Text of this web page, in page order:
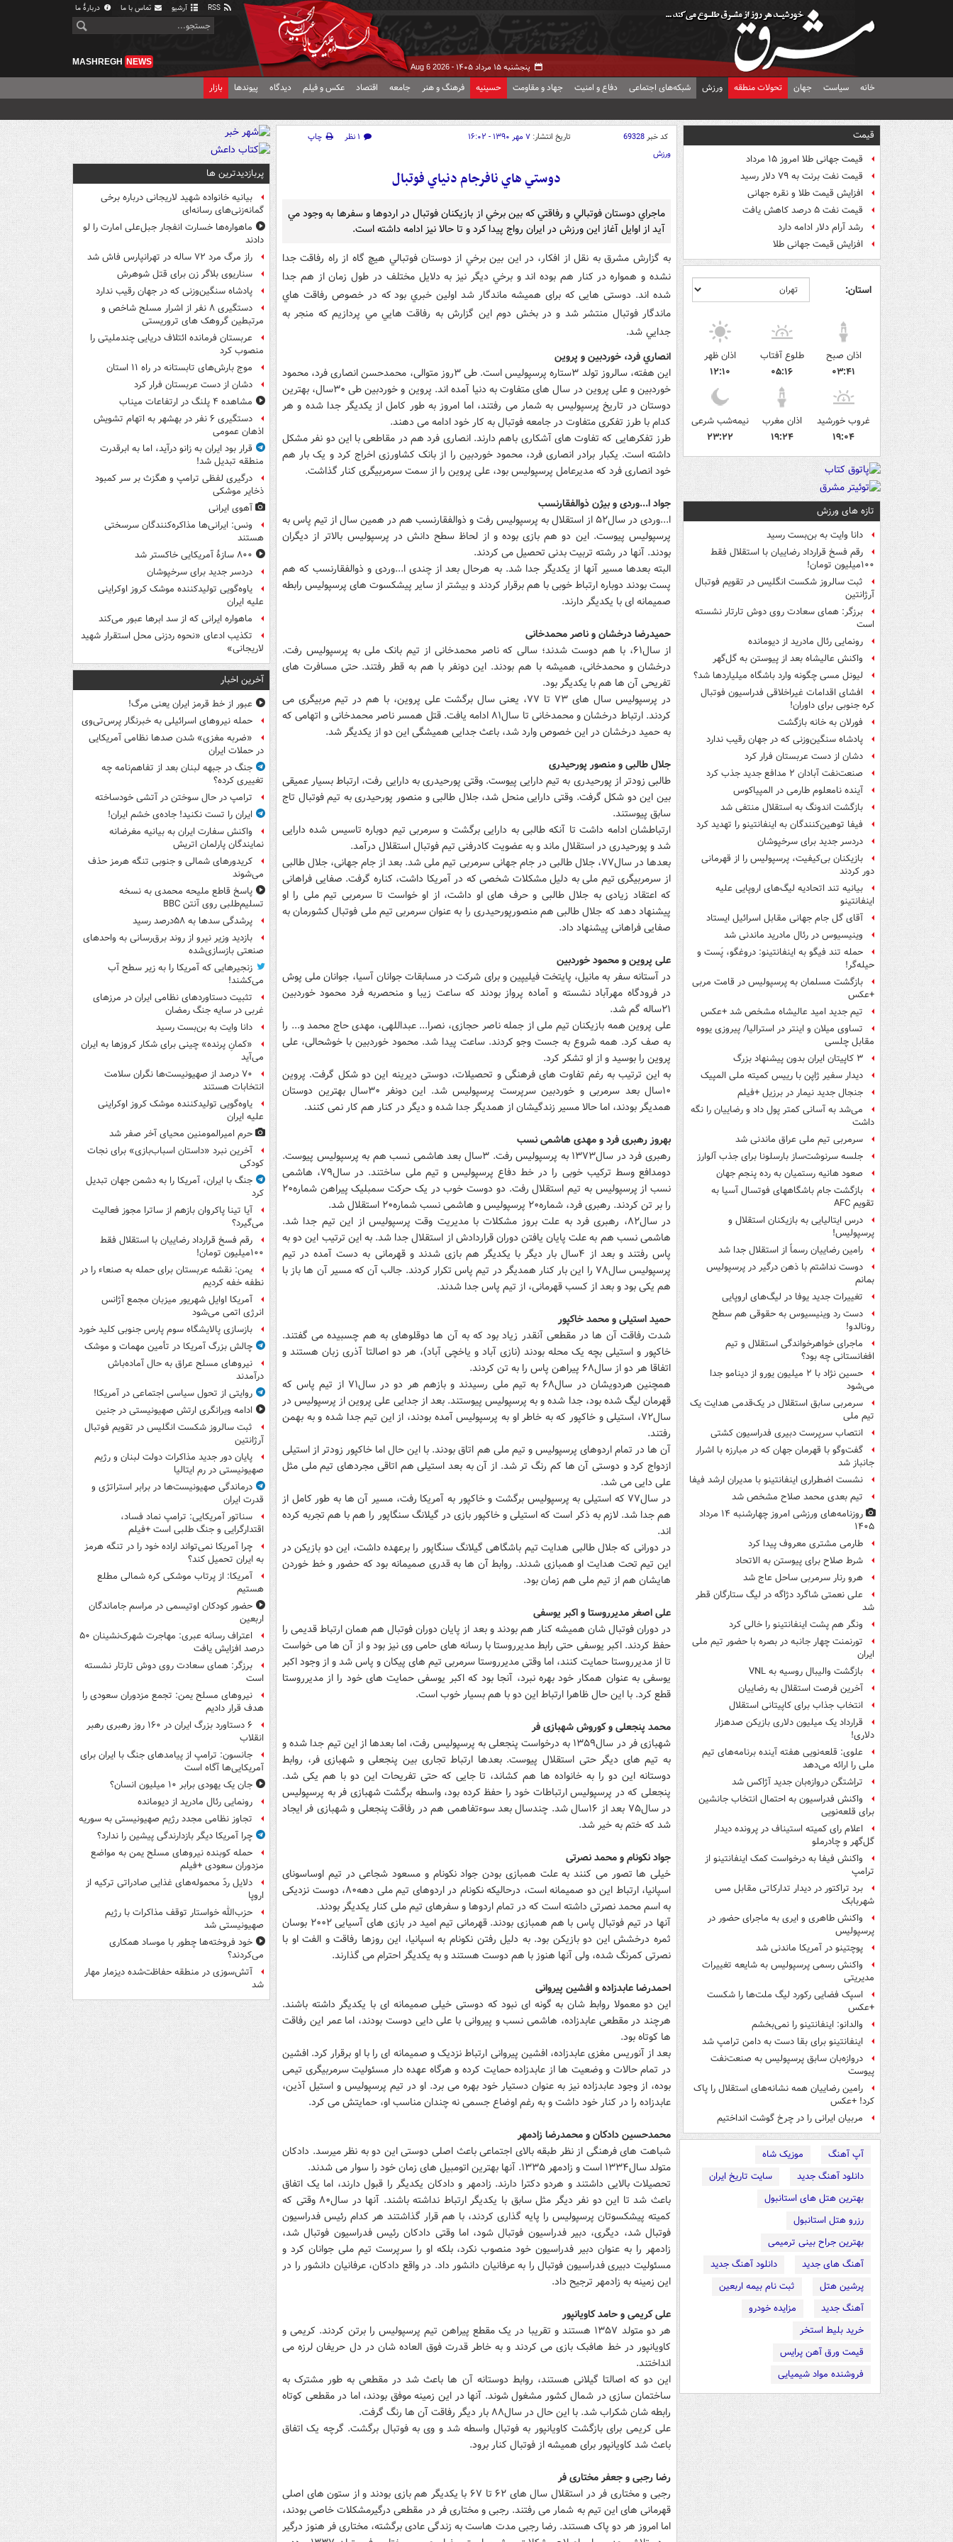
آرشیو تماس با ما دربارهٔ ما
پنجشنبه ۱۵ مرداد ۱۴۰۵ - Aug 6 2026
MASHREGH NEWS
خانه سیاست جهان تحولات منطقه ورزش شبکه‌های اجتماعی دفاع و امنیت جهاد و مقاومت حسینیه فرهنگ و هنر جامعه اقتصاد عکس و فیلم دیدگاه پیوندها بازار
قیمت
قیمت جهانی طلا امروز ۱۵ مرداد
قیمت نفت برنت به ۷۹ دلار رسید
افزایش قیمت طلا و نقره جهانی
قیمت نفت ۵ درصد کاهش یافت
رشد آرام دلار ادامه دارد
افزایش قیمت جهانی طلا
استان:
اذان صبح
۰۳:۴۱
طلوع آفتاب
۰۵:۱۶
اذان ظهر
۱۲:۱۰
غروب خورشید
۱۹:۰۴
اذان مغرب
۱۹:۲۴
نیمه‌شب شرعی
۲۳:۲۲
تازه های ورزش
دانا وایت به بن‌بست رسید
رقم فسخ قرارداد رضاییان با استقلال فقط
۱۰۰میلیون تومان!
ثبت سالروز شکست انگلیس در تقویم فوتبال
آرژانتین
برزگر: همای سعادت روی دوش تارتار نشسته
است
رونمایی رئال مادرید از دیومانده
واکنش عالیشاه بعد از پیوستن به گل‌گهر
لیونل مسی چگونه وارد باشگاه میلیاردها شد؟
افشای اقدامات غیراخلاقی فدراسیون فوتبال
کره جنوبی برای داوران!
فورلان به خانه بازگشت
پادشاه سنگین‌وزنی که در جهان رقیب ندارد
دشان از دست عربستان فرار کرد
صنعت‌نفت آبادان ۲ مدافع جدید جذب کرد
آینده نامعلوم طارمی در المپیاکوس
بازگشت اندونگ به استقلال منتفی شد
فیفا توهین‌کنندگان به اینفانتینو را تهدید کرد
دردسر جدید برای سرخپوشان
بازیکنان بی‌کیفیت، پرسپولیس را از قهرمانی
دور کردند
بیانیه تند اتحادیه لیگ‌های اروپایی علیه
اینفانتینو
آقای گل جام جهانی مقابل اسرائیل ایستاد
وینیسیوس در رئال مادرید ماندنی شد
حمله تند فیگو به اینفانتینو: دروغگو، پَست‌ و
حیله‌گر!
بازگشت مسلمان به پرسپولیس در قامت مربی
+عکس
تیم جدید امید عالیشاه مشخص شد +عکس
تساوی میلان و اینتر در استرالیا/ پیروزی یووه
مقابل چلسی
۳ کاپیتان ایران بدون پیشنهاد بزرگ
دیدار سفیر ژاپن با رییس کمیته ملی المپیک
جنجال جدید نیمار در برزیل +فیلم
می‌شد به آسانی کمتر پول داد و رضاییان را نگه
داشت
سرمربی تیم ملی عراق ماندنی شد
جلسه سرنوشت‌ساز بارسلونا برای جذب آلوارز
صعود هانیه رستمیان به رده پنجم جهان
بازگشت جام باشگاههای فوتسال آسیا به
تقویم AFC
درس ایتالیایی‌ به بازیکنان استقلال و
پرسپولیس!
رامین رضاییان رسماً از استقلال جدا شد
دوست نداشتم با ذهن درگیر در پرسپولیس
بمانم
تغییرات جدید یوفا در لیگ‌های اروپایی
دست رد وینیسیوس به حقوقی هم سطح
رونالدو!
ماجرای خواهرخواندگی استقلال و تیم
افغانستانی چه بود؟
حسین نژاد با ۲ میلیون یورو از دینامو جدا
می‌شود
سرمربی سابق استقلال در یک‌قدمی هدایت یک
تیم ملی
انتصاب سرپرست دبیری فدراسیون کشتی
گفت‌وگو با قهرمان جهان که در مبارزه با اشرار
جانباز شد
نشست اضطراری اینفانتینو با مدیران ارشد فیفا
تیم بعدی محمد صلاح مشخص شد
روزنامه‌های ورزشی امروز چهارشنبه ۱۴ مرداد
۱۴۰۵
طارمی مشتری معروف پیدا کرد
شرط صلاح برای پیوستن به الاتحاد
هرو رنار سرمربی ساحل عاج شد
علی نعمتی شاگرد دژاگه در لیگ ستارگان قطر
شد
ونگر هم پشت اینفانتینو را خالی کرد
تورنمنت چهار جانبه در بصره با حضور تیم ملی
ایران
بازگشت والیبال روسیه به VNL
آخرین فرصت استقلال به رضاییان
انتخاب جذاب برای کاپیتانی استقلال
قرارداد یک میلیون دلاری بازیکن صدهزار
دلاری!
علوی: قلعه‌نویی هفته آینده برنامه‌های تیم
ملی را ارائه می‌دهد
تراِشتگن دروازه‌بان جدید آژاکس شد
واکنش فدراسیون به احتمال انتخاب جانشین
برای قلعه‌نویی
اعلام رای کمیته استیناف در پرونده دیدار
گل‌گهر و چادرملو
واکنش فیفا به درخواست کمک اینفانتینو از
ترامپ
برد تراکتور در دیدار تدارکاتی مقابل مس
شهربابک
واکنش طاهری و ایری به ماجرای حضور در
پرسپولیس
پوچتینو در آمریکا ماندنی شد
واکنش رسمی پرسپولیس به شایعه تغییرات
مدیریتی
اسپک فضایی رکورد لیگ ملت‌ها را شکست
+عکس
والدانو: اینفانتینو را نمی‌بخشم
اینفانتینو برای بقا دست به دامن ترامپ شد
دروازه‌بان سابق پرسپولیس به صنعت‌نفت
پیوست
رامین رضاییان همه نشانه‌های استقلال را پاک
کرد! +عکس
مربیان ایرانی را در چرخ گوشت انداختیم
آپ آهنگ
موزیک شاه
دانلود آهنگ جدید
سایت تاریخ ایران
بهترین هتل های استانبول
رزرو هتل استانبول
بهترین جراح بینی ترمیمی
آهنگ های جدید
دانلود آهنگ جدید
پرشین هتل
ثبت نام بیمه اربعین
آهنگ جدید
مزایده خودرو
خرید بلیط استخر
قیمت ورق آهن پرایس
فروشنده مواد شیمیایی
کد خبر69328 تاریخ انتشار: ۷ مهر ۱۳۹۰ - ۱۶:۰۲ ۱ نظر
چاپ
ورزش
دوستي هاي نافرجام دنياي فوتبال
ماجراي دوستان فوتبالي و رفاقتي كه بين برخي از بازيكنان فوتبال در اردوها و سفرها به وجود مي
آيد از اوايل آغاز اين ورزش در ايران رواج پيدا كرد و تا حالا نيز ادامه داشته است.
به گزارش مشرق به نقل از افكار، در اين بين برخي از دوستان فوتبالي هيچ گاه از راه رفاقت جدا
نشده و همواره در كنار هم بوده اند و برخي ديگر نيز به دلايل مختلف در طول زمان از هم جدا
شده اند. دوستی هایی که برای همیشه ماندگار شد اولين خبري بود كه در خصوص رفاقت هاي
ماندگار فوتبال منتشر شد و در بخش دوم اين گزارش به رفاقت هايي مي پردازيم كه منجر به
جدايي شد.
انصاري فرد، خوردبين و پروين
این هفته، سالروز تولد ۳ستاره پرسپولیس است. طی ۳روز متوالی، محمدحسن انصاری فرد، محمود
خوردبین و علی پروین در سال های متفاوت به دنیا آمده اند. پروین و خوردبین طی ۳۰سال، بهترین
دوستان در تاریخ پرسپولیس به شمار می رفتند، اما امروز به طور کامل از یکدیگر جدا شده و هر
کدام با طرز تفکری متفاوت در جامعه فوتبال به کار خود ادامه می دهند.
طرز تفکرهایی که تفاوت های آشکاری باهم دارند. انصاری فرد هم در مقاطعی با این دو نفر مشکل
داشته است. یکبار برادر انصاری فرد، محمود خوردبین را از بانک کشاورزی اخراج کرد و یک بار هم
خود انصاری فرد که مدیرعامل پرسپولیس بود، علی پروین را از سمت سرمربیگری کنار گذاشت.
جواد ا...وردی و بیژن ذوالفقارنسب
ا...وردی در سال۵۲ از استقلال به پرسپولیس رفت و ذوالفقارنسب هم در همین سال از تیم پاس به
پرسپولیس پیوست. این دو هم بازی بوده و از لحاظ سطح دانش در پرسپولیس بالاتر از دیگران
بودند. آنها در رشته تربیت بدنی تحصیل می کردند.
البته بعدها مسیر آنها از یکدیگر جدا شد. به هرحال بعد از چندی ا...وردی و ذوالفقارنسب که هم
پست بودند دوباره ارتباط خوبی با هم برقرار کردند و بیشتر از سایر پیشکسوت های پرسپولیس رابطه
صمیمانه ای با یکدیگر دارند.
حمیدرضا درخشان و ناصر محمدخانی
از سال۶۱، با هم دوست شدند؛ سالی که ناصر محمدخانی از تیم بانک ملی به پرسپولیس رفت.
درخشان و محمدخانی، همیشه با هم بودند. این دونفر با هم به قطر رفتند. حتی مسافرت های
تفریحی آن ها هم با یکدیگر بود.
در پرسپولیس سال های ۷۳ تا ۷۷، یعنی سال برگشت علی پروین، با هم در تیم مربیگری می
کردند. ارتباط درخشان و محمدخانی تا سال۸۱ ادامه یافت. قتل همسر ناصر محمدخانی و اتهامی که
به حمید درخشان در این خصوص وارد شد، باعث جدایی همیشگی این دو از یکدیگر شد.
جلال طالبی و منصور پورحیدری
طالبی زودتر از پورحیدری به تیم دارایی پیوست. وقتی پورحیدری به دارایی رفت، ارتباط بسیار عمیقی
بین این دو شکل گرفت. وقتی دارایی منحل شد، جلال طالبی و منصور پورحیدری به تیم فوتبال تاج
سابق پیوستند.
ارتباطشان ادامه داشت تا آنکه طالبی به دارایی برگشت و سرمربی تیم دوباره تاسیس شده دارایی
شد و پورحیدری در استقلال ماند و به عضویت کادرفنی تیم فوتبال استقلال درآمد.
بعدها در سال۷۷، جلال طالبی در جام جهانی سرمربی تیم ملی شد. بعد از جام جهانی، جلال طالبی
از سرمربیگری تیم ملی به دلیل مشکلات شخصی که در آمریکا داشت، کناره گرفت. صفایی فراهانی
که اعتقاد زیادی به جلال طالبی و حرف های او داشت، از او خواست تا سرمربی تیم ملی را او
پیشنهاد دهد که جلال طالبی هم منصورپورحیدری را به عنوان سرمربی تیم ملی فوتبال کشورمان به
صفایی فراهانی پیشنهاد داد.
علی پروین و محمود خوردبین
در آستانه سفر به مانیل، پایتخت فیلیپین و برای شرکت در مسابقات جوانان آسیا، جوانان ملی پوش
در فرودگاه مهرآباد نشسته و آماده پرواز بودند که ساعت زیبا و منحصربه فرد محمود خوردبین
۲۱ساله گم شد.
علی پروین همه بازیکنان تیم ملی از جمله ناصر حجازی، نصرا... عبداللهی، مهدی حاج محمد و... را
به صف کرد. همه شروع به جست وجو کردند. ساعت پیدا شد. محمود خوردبین با خوشحالی، علی
پروین را بوسید و از او تشکر کرد.
به این ترتیب به رغم تفاوت های فرهنگی و تحصیلات، دوستی دیرینه این دو شکل گرفت. پروین
۱۰سال بعد سرمربی و خوردبین سرپرست پرسپولیس شد. این دونفر ۳۰سال بهترین دوستان
همدیگر بودند، اما حالا مسیر زندگیشان از همدیگر جدا شده و دیگر در کنار هم کار نمی کنند.
بهروز رهبری فرد و مهدی هاشمی نسب
رهبری فرد در سال۱۳۷۳ به پرسپولیس رفت. ۳سال بعد هاشمی نسب هم به پرسپولیس پیوست.
دومدافع وسط ترکیب خوبی را در خط دفاع پرسپولیس و تیم ملی ساختند. در سال۷۹، هاشمی
نسب از پرسپولیس به تیم استقلال رفت. دو دوست خوب در یک حرکت سمبلیک پیراهن شماره۲۰
را بر تن کردند. رهبری فرد، شماره۲۰ پرسپولیس و هاشمی نسب شماره۲۰ استقلال شد.
در سال۸۲، رهبری فرد به علت بروز مشکلات با مدیریت وقت پرسپولیس از این تیم جدا شد.
هاشمی نسب هم به علت پایان یافتن دوران قراردادش از استقلال جدا شد. به این ترتیب این دو به
پاس رفتند و بعد از ۴سال بار دیگر با یکدیگر هم بازی شدند و قهرمانی به دست آمده در تیم
پرسپولیس سال۷۸ را این بار کنار همدیگر در تیم پاس تکرار کردند. جالب آن که مسیر آن ها باز با
هم یکی بود و بعد از کسب قهرمانی، از تیم پاس جدا شدند.
حمید استیلی و محمد خاکپور
شدت رفاقت آن ها در مقطعی آنقدر زیاد بود که به آن ها دوقلوهای به هم چسبیده می گفتند.
خاکپور و استیلی بچه یک محله بودند (نازی آباد و یاخچی آباد)، هر دو اصالتا آذری زبان هستند و
اتفاقا هر دو از سال۶۸ پیراهن پاس را به تن کردند.
همچنین هردویشان در سال۶۸ به تیم ملی رسیدند و بازهم هر دو در سال۷۱ از تیم پاس که
قهرمان لیگ شده بود، جدا شده و به پرسپولیس پیوستند. بعد از جدایی علی پروین از پرسپولیس در
سال۷۲، استیلی و خاکپور که به خاطر او به پرسپولیس آمده بودند، از این تیم جدا شده و به بهمن
رفتند.
آن ها در تمام اردوهای پرسپولیس و تیم ملی هم اتاق بودند. با این حال اما خاکپور زودتر از استیلی
ازدواج کرد و دوستی آن ها کم رنگ تر شد. از آن به بعد استیلی هم اتاقی مجردهای تیم ملی مثل
علی دایی می شد.
در سال۷۷ که استیلی به پرسپولیس برگشت و خاکپور به آمریکا رفت، مسیر آن ها به طور کامل از
هم جدا شد. لازم به ذکر است که استیلی و خاکپور بازی در گیلانگ سنگاپور را هم با هم تجربه کرده
اند.
در دورانی که جلال طالبی هدایت تیم باشگاهی گیلانگ سنگاپور را برعهده داشت، این دو بازیکن در
این تیم تحت هدایت او همبازی شدند. روابط آن ها به قدری صمیمانه بود که حضور و خط خوردن
هایشان هم از تیم ملی هم زمان بود.
علی اصغر مدیرروستا و اکبر یوسفی
در دوران فوتبال شان همیشه کنار هم بودند و بعد از پایان دوران فوتبال هم همان ارتباط قدیمی را
حفظ کردند. اکبر یوسفی حتی رابط مدیرروستا با رسانه های حامی وی نیز بود و از آن ها می خواست
تا از مدیرروستا حمایت کنند، اما وقتی مدیرروستا سرمربی تیم های پیکان و پاس شد و از وجود اکبر
یوسفی به عنوان همکار خود بهره نبرد، آنجا بود که اکبر یوسفی حمایت های خود را از مدیرروستا
قطع کرد. با این حال ظاهرا ارتباط این دو با هم بسیار خوب است.
محمد پنجعلی و کوروش شهبازی فر
شهبازی فر در سال۱۳۵۹ به درخواست پنجعلی به پرسپولیس رفت، اما بعدها از این تیم جدا شده و
به تیم های دیگر حتی استقلال پیوست. بعدها ارتباط تجاری بین پنجعلی و شهبازی فر، روابط
دوستانه این دو را به خانواده ها هم کشاند، تا جایی که حتی تفریحات این دو با هم یکی شد.
پنجعلی که در پرسپولیس ارتباطات خود را حفظ کرده بود، واسطه برگشت شهبازی فر به پرسپولیس
در سال۷۵ بعد از ۱۶سال شد. چندسال بعد سوءتفاهمی هم در رفاقت پنجعلی و شهبازی فر ایجاد
شد که ختم به خیر شد.
جواد نکونام و محمد نصرتی
خیلی ها تصور می کنند به علت همبازی بودن جواد نکونام و مسعود شجاعی در تیم اوساسونای
اسپانیا، ارتباط این دو صمیمانه است، درحالیکه نکونام در اردوهای تیم ملی دهه۸۰، دوست نزدیکی
به اسم محمد نصرتی داشته است که در تمام اردوها و سفرهای تیم ملی کنار یکدیگر بودند.
آنها در تیم فوتبال پاس با هم همبازی بودند. قهرمانی تیم امید در بازی های آسیایی ۲۰۰۲ بوسان
ثمره درخشش این دو بازیکن بود. به دلیل رفتن نکونام به اسپانیا، این روزها رفاقت و الفت او با
نصرتی کمرنگ شده، ولی آنها هنوز با هم دوست هستند و به یکدیگر احترام می گذارند.
احمدرضا عابدزاده و افشین پیروانی
این دو معمولا روابط شان به گونه ای نبود که دوستی خیلی صمیمانه ای با یکدیگر داشته باشند.
هرچند در مقطعی عابدزاده، هاشمی نسب و پیروانی با علی دایی دوست بودند، اما عمر این رفاقت
ها کوتاه بود.
بعد از آنوریس مغزی عابدزاده، افشین پیروانی ارتباط نزدیک و صمیمانه ای را با او برقرار کرد. افشین
در تمام حالات و وضعیت ها از عابدزاده حمایت کرده و هرگاه عهده دار مسئولیت سرمربیگری تیمی
بوده، از وجود عابدزاده نیز به عنوان دستیار خود بهره می برد. او در تیم پرسپولیس و استیل آذین،
عابدزاده را در کنار خود داشت و به رغم اوضاع جسمی نه چندان مناسب او، حمایتش می کرد.
محمدحسین دادکان و محمدرضا زادمهر
شباهت های فرهنگی از نظر طبقه بالای اجتماعی باعث اصلی دوستی این دو به نظر میرسد. دادکان
متولد سال۱۳۳۴ است و زادمهر ۱۳۳۵. آنها بهترین اتومبیل های زمان خود را سوار می شدند.
تحصیلات بالایی داشتند و هردو دکترا دارند. زادمهر و دادکان یکدیگر را قبول دارند، اما یک اتفاق
باعث شد تا این دو نفر دیگر مثل سابق با یکدیگر ارتباط نداشته باشند. آنها در سال۸۰ وقتی که
کمیته پیشکسوتان پرسپولیس را پایه گذاری کردند، با هم قرار گذاشتند هر کدام رئیس فدراسیون
فوتبال شد، دیگری، دبیر فدراسیون فوتبال شود، اما وقتی دادکان رئیس فدراسیون فوتبال شد،
زادمهر را به عنوان دبیر فدراسیون خود منصوب نکرد، بلکه او را سرپرست تیم ملی جوانان کرد و
مسئولیت دبیری فدراسیون فوتبال را به عرفانیان دانشور داد. در واقع دادکان، عرفانیان دانشور را در
این زمینه به زادمهر ترجیح داد.
علی کریمی و حامد کاویانپور
هر دو متولد ۱۳۵۷ هستند و تقریبا در یک مقطع پیراهن تیم پرسپولیس را برتن کردند. کریمی و
کاویانپور در خط هافبک بازی می کردند و به خاطر قدرت فوق العاده شان در دل حریفان لرزه می
انداختند.
این دو که اصالتا گیلانی هستند، روابط دوستانه آن ها باعث شد در مقطعی به طور مشترک به
ساختمان سازی در شمال کشور مشغول شوند. آنها در این زمینه موفق بودند، اما در مقطعی کوتاه
رابطه شان شکراب شد. با این حال در سال۸۸ بار دیگر رفاقت آن ها رنگ گرفت.
علی کریمی برای بازگشت کاویانپور به فوتبال واسطه شد و وی به فوتبال برگشت. گرچه یک اتفاق
باعث شد کاویانپور برای همیشه از فوتبال کنار برود.
رضا رجبی و جعفر مختاری فر
رجبی و مختاری فر در استقلال سال های ۶۲ تا ۶۷ با یکدیگر هم بازی بودند و از ستون های اصلی
قهرمانی های این تیم به شمار می رفتند. رجبی و مختاری فر در مقطعی درگیرمشکلات خاصی بودند،
اما امروز هر دو پاک هستند. رضا رجبی مدت هاست به زندگی عادی برگشته، مختاری فر هنوز درگیر
پربازدیدترین ها
بیانیه خانواده شهید لاریجانی درباره برخی
گمانه‌زنی‌های رسانه‌ای
ماهواره‌ها خسارت انفجار جبل‌علی امارت را لو
دادند
راز مرگ مرد ۷۲ ساله در تهرانپارس فاش شد
سناریوی بلاگر زن برای قتل شوهرش
پادشاه سنگین‌وزنی که در جهان رقیب ندارد
دستگیری ۸ نفر از اشرار مسلح شاخص و
مرتبطین گروهک های تروریستی
عربستان فرمانده ائتلاف دریایی چندملیتی را
منصوب کرد
موج بارش‌های تابستانه در راه ۱۱ استان
دشان از دست عربستان فرار کرد
مشاهده ۴ پلنگ در ارتفاعات میناب
دستگیری ۶ نفر در بهشهر به اتهام تشویش
اذهان عمومی
قرار بود ایران به زانو درآید، اما به ابرقدرت
منطقه تبدیل شد!
درگیری لفظی ترامپ و هگزث بر سر کمبود
ذخایر موشکی
آهوی ایرانی
ونس: ایرانی‌ها مذاکره‌کنندگان سرسختی
هستند
۸۰۰ سازۀ آمریکایی خاکستر شد
دردسر جدید برای سرخپوشان
یاوه‌گویی تولیدکننده موشک کروز اوکراینی
علیه ایران
ماهواره ایرانی که از سد ابرها عبور می‌کند
تکذیب ادعای «نحوه ردزنی محل استقرار شهید
لاریجانی»
آخرین اخبار
عبور از خط قرمز ایران یعنی مرگ!
حمله نیروهای اسرائیلی به خبرنگار پرس‌تی‌وی
«ضربه مغزی» شدن صدها نظامی آمریکایی
در حملات ایران
جنگ در جبهه لبنان بعد از تفاهم‌نامه چه
تغییری کرده؟
ترامپ در حال سوختن در آتشی خودساخته
ایران را تست نکنید! جاده‌ی خشم ایران!
واکنش سفارت ایران به بیانیه مغرضانه
نمایندگان پارلمان اتریش
کریدورهای شمالی و جنوبی تنگه هرمز حذف
می‌شوند
پاسخ قاطع ملیحه محمدی به نسخه
تسلیم‌طلبی روی آنتن BBC
پرشدگی سدها به ۵۸درصد رسید
بازدید وزیر نیرو از روند برق‌رسانی به واحدهای
صنعتی بازسازی‌شده
زنجیرهایی که آمریکا را به زیر سطح آب
می‌کشند!
تثبیت دستاوردهای نظامی ایران در مرزهای
غربی در سایه جنگ رمضان
دانا وایت به بن‌بست رسید
«کمانِ پرنده» چینی برای شکار کروزها به ایران
می‌آید
۷۰ درصد از صهیونیست‌ها نگران سلامت
انتخابات هستند
یاوه‌گویی تولیدکننده موشک کروز اوکراینی
علیه ایران
حرم امیرالمومنین محیای آخر صفر شد
آخرین نبرد «داستان اسباب‌بازی» برای نجات
کودکی
جنگ با ایران، آمریکا را به دشمن جهان تبدیل
کرد
آیا تینا پاکروان بازهم از ساترا مجوز فعالیت
می‌گیرد؟
رقم فسخ قرارداد رضاییان با استقلال فقط
۱۰۰میلیون تومان!
یمن: نقشه عربستان برای حمله به صنعاء را در
نطفه خفه کردیم
آمریکا اوایل شهریور میزبان مجمع آژانس
انرژی اتمی می‌شود
بازسازی پالایشگاه سوم پارس جنوبی کلید خورد
چالش بزرگ آمریکا در تأمین مهمات و موشک
نیروهای مسلح عراق به حال آماده‌باش
درآمدند
روایتی از تحول سیاسی اجتماعی در آمریکا!
ادامه ویرانگری ارتش صهیونیستی در جنین
ثبت سالروز شکست انگلیس در تقویم فوتبال
آرژانتین
پایان دور جدید مذاکرات دولت لبنان و رژیم
صهیونیستی در رم ایتالیا
درماندگی صهیونیست‌ها در برابر استراتژی و
قدرت ایران
سناتور آمریکایی: ترامپ نماد فساد،
اقتدارگرایی و جنگ طلبی است +فیلم
چرا آمریکا نمی‌تواند اراده خود را در تنگه هرمز
به ایران تحمیل کند؟
آمریکا: از پرتاب موشکی کره شمالی مطلع
هستیم
حضور کودکان اوتیسمی در مراسم جاماندگان
اربعین
اعتراف رسانه عبری: مهاجرت شهرک‌نشینان ۵۰
درصد افزایش یافت
برزگر: همای سعادت روی دوش تارتار نشسته
است
نیروهای مسلح یمن: تجمع مزدوران سعودی را
هدف قرار دادیم
۶ دستاورد بزرگ ایران در ۱۶۰ روز رهبری رهبر
انقلاب
جانسون: ترامپ از پیامدهای جنگ با ایران برای
آمریکایی‌ها آگاه است
جان یک یهودی برابر ۱۰ میلیون انسان؟
رونمایی رئال مادرید از دیومانده
تجاوز نظامی مجدد رژیم صهیونیستی به سوریه
چرا آمریکا دیگر بازدارندگی پیشین را ندارد؟
حمله کوبنده نیروهای مسلح یمن به مواضع
مزدوران سعودی +فیلم
دلایل ردّ محموله‌های غذایی صادراتی ترکیه از
اروپا
حزب‌الله خواستار توقف مذاکرات با رژیم
صهیونیستی شد
خود فروخته‌ها چطور با موساد همکاری
می‌کردند؟
آتش‌سوزی در منطقه حفاظت‌شده دیزمار مهار
شد